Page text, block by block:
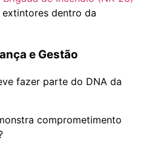
dentro da
e Gestão
fazer parte do DNA da
comprometimento